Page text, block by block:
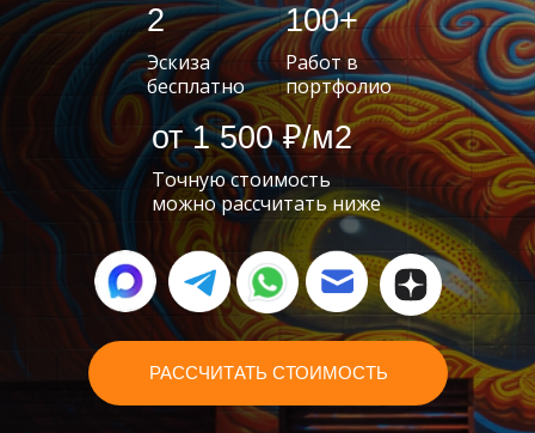
2
Эскиза
бесплатно
100+
Работ в
портфолио
от 1 500 ₽/м2
Точную стоимость
можно рассчитать ниже
РАССЧИТАТЬ СТОИМОСТЬ